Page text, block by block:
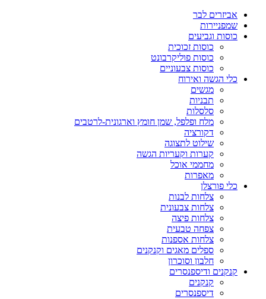
אביזרים לבר
שמפניירות
כוסות וגביעים
כוסות זכוכית
כוסות פוליקרבונט
כוסות צבעוניים
כלי הגשה ואירוח
מגשים
תבניות
סלסלות
מלח ופלפל, שמן חומץ וארגונית-לרטבים
דקורציה
שילוט לתצוגה
קערות וקעריות הגשה
מחממי אוכל
מאפרות
כלי פורצלן
צלחות לבנות
צלחות צבעונית
צלחות פיצה
צפחה טבעית
צלחות אספנות
ספלים מאגים וקנקנים
חלבון וסוכרון
קנקנים ודיספנסרים
קנקנים
דיספנסרים